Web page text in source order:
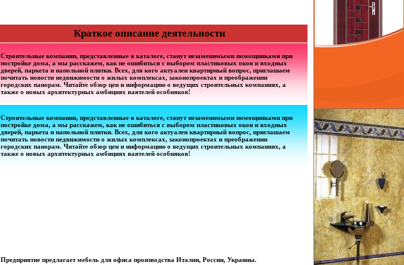
Краткое описание деятельности
Строительные компании, представленные в каталоге, станут незаменимыми помощниками при
постройке дома, а мы расскажем, как не ошибиться с выбором пластиковых окон и входных
дверей, паркета и напольной плитки. Всех, для кого актуален квартирный вопрос, приглашаем
почитать новости недвижимости о жилых комплексах, законопроектах и преображении
городских панорам. Читайте обзор цен и информацию о ведущих строительных компаниях, а
также о новых архитектурных амбициях ваятелей особняков!
Строительные компании, представленные в каталоге, станут незаменимыми помощниками при
постройке дома, а мы расскажем, как не ошибиться с выбором пластиковых окон и входных
дверей, паркета и напольной плитки. Всех, для кого актуален квартирный вопрос, приглашаем
почитать новости недвижимости о жилых комплексах, законопроектах и преображении
городских панорам. Читайте обзор цен и информацию о ведущих строительных компаниях, а
также о новых архитектурных амбициях ваятелей особняков!
Предприятие предлагает мебель для офиса производства Италии, России, Украины.